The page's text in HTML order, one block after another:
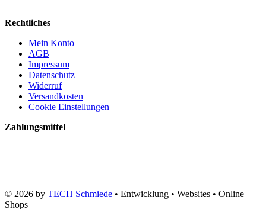
Rechtliches
Mein Konto
AGB
Impressum
Datenschutz
Widerruf
Versandkosten
Cookie Einstellungen
Zahlungsmittel
© 2026 by TECH Schmiede • Entwicklung • Websites • Online
Shops